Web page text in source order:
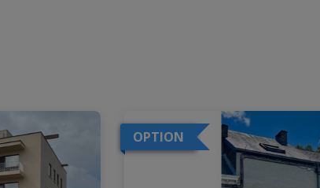
OPTION